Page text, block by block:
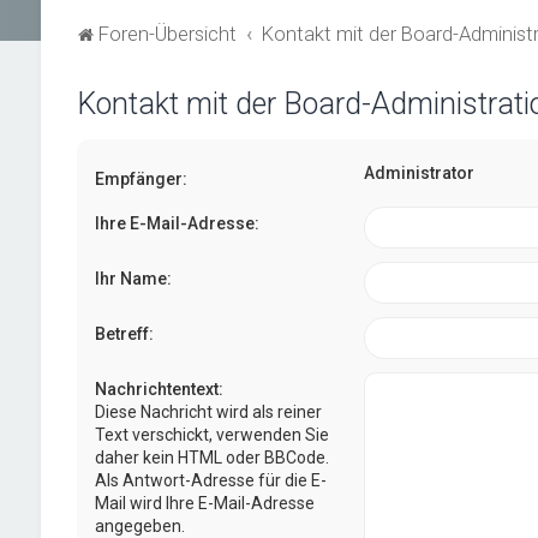
Foren-Übersicht Kontakt mit der Board-
Kontakt mit der Board-
Empfänger: Administrator
Ihre E-Mail-Adresse:
Ihr Name:
Betreff:
Nachrichtentext:
Diese Nachricht wird als reiner
Text verschickt, verwenden Sie
daher kein HTML oder BBCode.
Als Antwort-Adresse für die E-
Mail wird Ihre E-Mail-Adresse
angegeben.